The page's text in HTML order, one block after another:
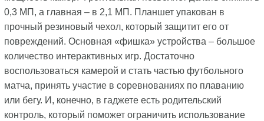
0,3 МП, а главная – в 2,1 МП. Планшет упакован в
прочный резиновый чехол, который защитит его от
повреждений. Основная «фишка» устройства – большое
количество интерактивных игр. Достаточно
воспользоваться камерой и стать частью футбольного
матча, принять участие в соревнованиях по плаванию
или бегу. И, конечно, в гаджете есть родительский
контроль, который поможет ограничить использование